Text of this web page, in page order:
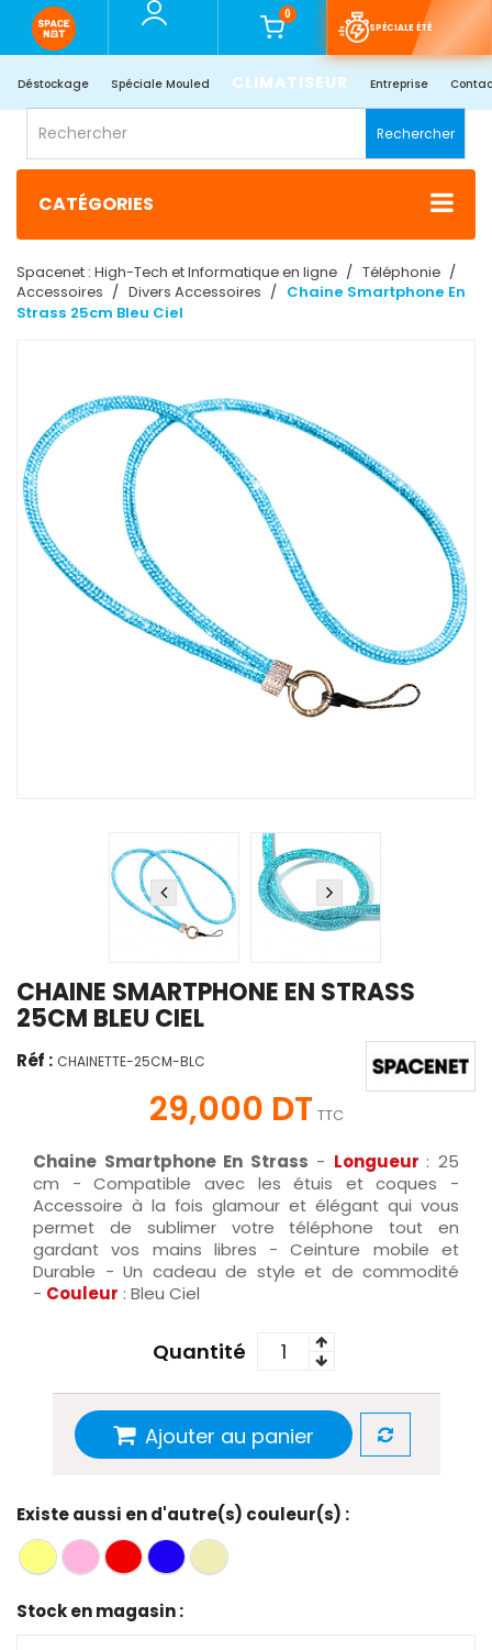
0
SPÉCIALE ÉTÉ
Déstockage Spéciale Mouled CLIMATISEUR Entreprise
Rechercher
CATÉGORIES
Spacenet : High-Tech et Informatique en ligne
Téléphonie
Accessoires
Divers Accessoires
Chaine Smartphone En
Strass 25cm Bleu Ciel
CHAINE SMARTPHONE EN STRASS
25CM BLEU CIEL
Réf : CHAINETTE-25CM-BLC
29,000 DT TTC
Chaine Smartphone En Strass - Longueur : 25
cm - Compatible avec les étuis et coques -
Accessoire à la fois glamour et élégant qui vous
permet de sublimer votre téléphone tout en
gardant vos mains libres - Ceinture mobile et
Durable - Un cadeau de style et de commodité
- Couleur : Bleu Ciel
Quantité
Ajouter au panier
Existe aussi en d'autre(s) couleur(s) :
Stock en magasin :